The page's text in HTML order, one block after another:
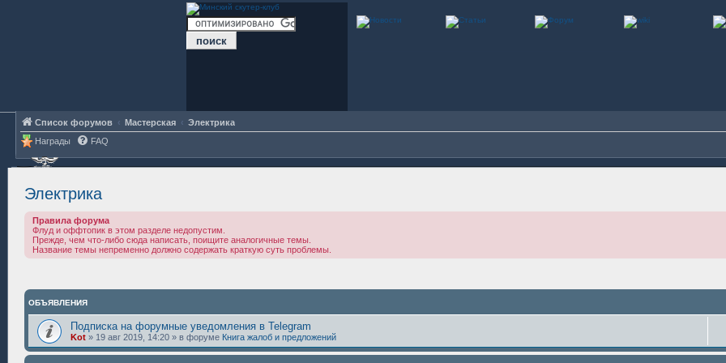
Список форумов Мастерская
Электрика
Награды
FAQ
Электрика
Правила форума
Флуд и оффтопик в этом разделе недопустим.
Прежде, чем что-либо сюда написать, поищите аналогичные темы.
Название темы непременно должно содержать краткую суть проблемы.
ОБЪЯВЛЕНИЯ
Подписка на форумные уведомления в Telegram
Kot » 19 авг 2019, 14:20 » в форуме Книга жалоб и предложений